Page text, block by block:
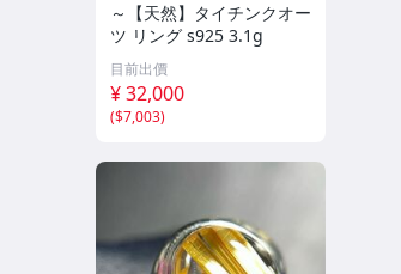
～【天然】タイチンクオー
ツ リング s925 3.1g
目前出價
¥ 32,000
($7,003)